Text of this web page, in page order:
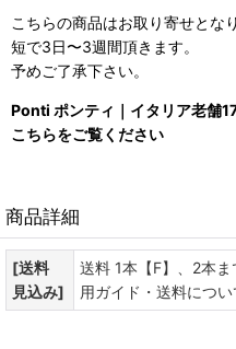
こちらの商品はお取り寄せとな
短で3日〜3週間頂きます。
予めご了承下さい。
Ponti ポンティ｜イタリア老舗
こちらをご覧ください
商品詳細
[送料
見込み]
送料 1本【F】、2本
用ガイド・送料につ